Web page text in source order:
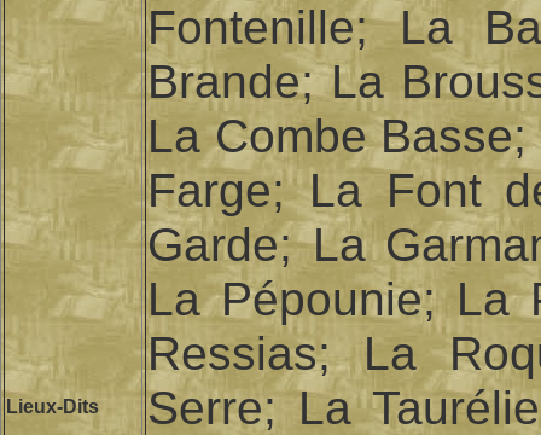
Lieux-Dits
Fontenille; La
Brande; La
La Combe
Farge; La Font
Garde; La
La Pépounie; La
Ressias; La
Serre; La